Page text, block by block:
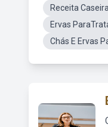
Receita
Ervas
Chás E Ervas